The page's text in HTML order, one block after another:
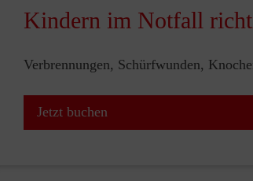
Kindern im Notfall
Verbrennungen, Schürfwunden,
Jetzt buchen